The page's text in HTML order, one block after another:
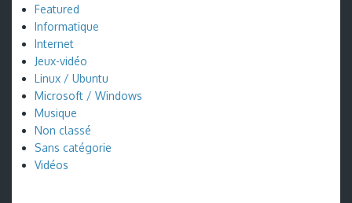
Featured
Informatique
Internet
Jeux-vidéo
Linux / Ubuntu
Microsoft / Windows
Musique
Non classé
Sans catégorie
Vidéos